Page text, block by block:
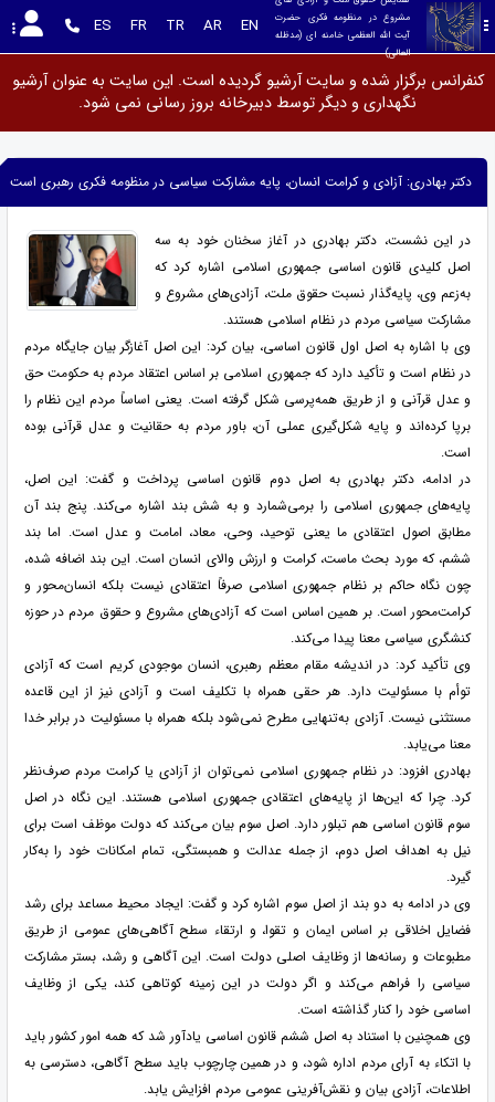
العالی)
EN
AR
TR
FR
ES
کنفرانس برگزار شده و سایت آرشیو گردیده است. این سایت به عنوان آرشیو
نگهداری و دیگر توسط دبیرخانه بروز رسانی نمی شود.
دکتر بهادری: آزادی و کرامت انسان، پایه مشارکت سیاسی در منظومه فکری رهبری است
در این نشست، دکتر بهادری در آغاز سخنان خود به سه
اصل کلیدی قانون اساسی جمهوری اسلامی اشاره کرد که
به‌زعم وی، پایه‌گذار نسبت حقوق ملت، آزادی‌های مشروع و
مشارکت سیاسی مردم در نظام اسلامی هستند.
وی با اشاره به اصل اول قانون اساسی، بیان کرد: این اصل آغازگر بیان جایگاه مردم
در نظام است و تأکید دارد که جمهوری اسلامی بر اساس اعتقاد مردم به حکومت حق
و عدل قرآنی و از طریق همه‌پرسی شکل گرفته است. یعنی اساساً مردم این نظام را
برپا کرده‌اند و پایه شکل‌گیری عملی آن، باور مردم به حقانیت و عدل قرآنی بوده
است.
در ادامه، دکتر بهادری به اصل دوم قانون اساسی پرداخت و گفت: این اصل،
پایه‌های جمهوری اسلامی را برمی‌شمارد و به شش بند اشاره می‌کند. پنج بند آن
مطابق اصول اعتقادی ما یعنی توحید، وحی، معاد، امامت و عدل است. اما بند
ششم، که مورد بحث ماست، کرامت و ارزش والای انسان است. این بند اضافه شده،
چون نگاه حاکم بر نظام جمهوری اسلامی صرفاً اعتقادی نیست بلکه انسان‌محور و
کرامت‌محور است. بر همین اساس است که آزادی‌های مشروع و حقوق مردم در حوزه
کنشگری سیاسی معنا پیدا می‌کند.
وی تأکید کرد: در اندیشه مقام معظم رهبری، انسان موجودی کریم است که آزادی
توأم با مسئولیت دارد. هر حقی همراه با تکلیف است و آزادی نیز از این قاعده
مستثنی نیست. آزادی به‌تنهایی مطرح نمی‌شود بلکه همراه با مسئولیت در برابر خدا
معنا می‌یابد.
بهادری افزود: در نظام جمهوری اسلامی نمی‌توان از آزادی یا کرامت مردم صرف‌نظر
کرد. چرا که این‌ها از پایه‌های اعتقادی جمهوری اسلامی هستند. این نگاه در اصل
سوم قانون اساسی هم تبلور دارد. اصل سوم بیان می‌کند که دولت موظف است برای
نیل به اهداف اصل دوم، از جمله عدالت و همبستگی، تمام امکانات خود را به‌کار
گیرد.
وی در ادامه به دو بند از اصل سوم اشاره کرد و گفت: ایجاد محیط مساعد برای رشد
فضایل اخلاقی بر اساس ایمان و تقوا، و ارتقاء سطح آگاهی‌های عمومی از طریق
مطبوعات و رسانه‌ها از وظایف اصلی دولت است. این آگاهی و رشد، بستر مشارکت
سیاسی را فراهم می‌کند و اگر دولت در این زمینه کوتاهی کند، یکی از وظایف
اساسی خود را کنار گذاشته است.
وی همچنین با استناد به اصل ششم قانون اساسی یادآور شد که همه امور کشور باید
با اتکاء به آرای مردم اداره شود، و در همین چارچوب باید سطح آگاهی، دسترسی به
اطلاعات، آزادی بیان و نقش‌آفرینی عمومی مردم افزایش یابد.